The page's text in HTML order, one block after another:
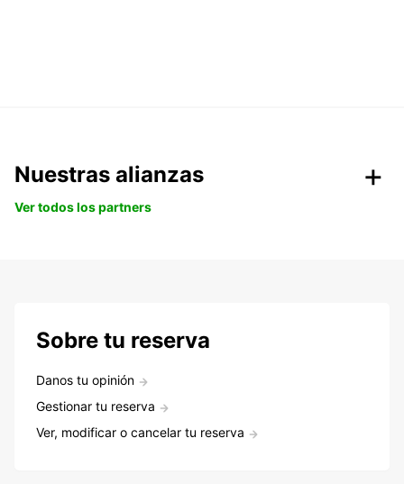
Nuestras alianzas
Ver todos los partners
Sobre tu reserva
Danos tu opinión
Gestionar tu reserva
Ver, modificar o cancelar tu reserva